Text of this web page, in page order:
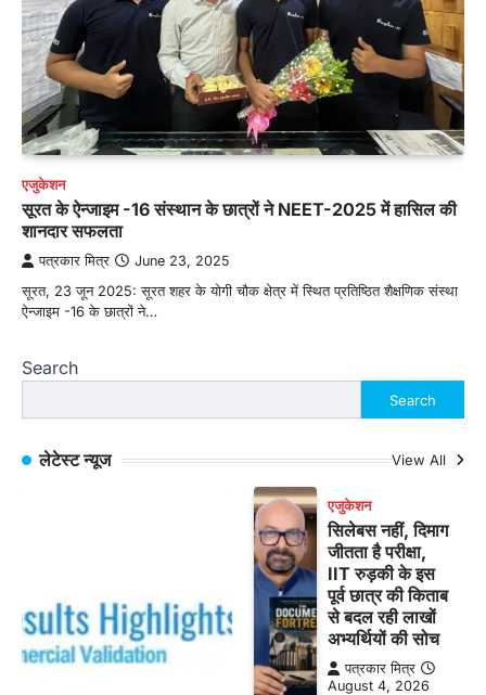
एजुकेशन
सूरत के ऐन्जाइम -16 संस्थान के छात्रों ने NEET-2025 में हासिल की
शानदार सफलता
पत्रकार मित्र June 23, 2025
सूरत, 23 जून 2025: सूरत शहर के योगी चौक क्षेत्र में स्थित प्रतिष्ठित शैक्षणिक संस्था
ऐन्जाइम -16 के छात्रों ने…
Search
Search
लेटेस्ट न्यूज View All
एजुकेशन
सिलेबस नहीं, दिमाग
जीतता है परीक्षा,
IIT रुड़की के इस
पूर्व छात्र की किताब
से बदल रही लाखों
अभ्यर्थियों की सोच
पत्रकार मित्र
August 4, 2026